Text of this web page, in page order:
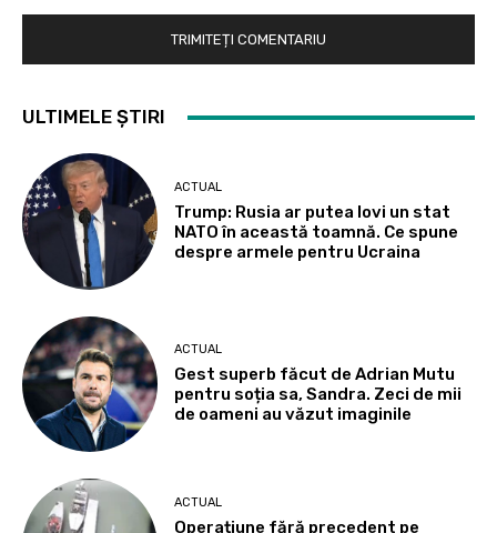
ULTIMELE ȘTIRI
ACTUAL
Trump: Rusia ar putea lovi un stat
NATO în această toamnă. Ce spune
despre armele pentru Ucraina
ACTUAL
Gest superb făcut de Adrian Mutu
pentru soția sa, Sandra. Zeci de mii
de oameni au văzut imaginile
ACTUAL
Operațiune fără precedent pe